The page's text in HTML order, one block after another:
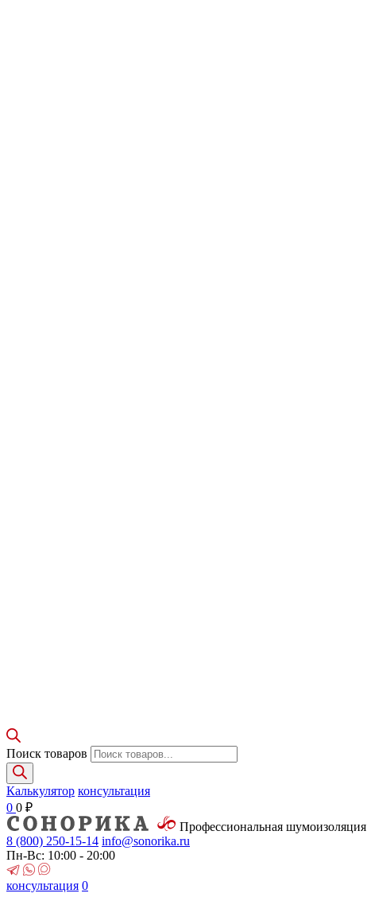
Поиск товаров
Калькулятор консультация
0 0 ₽
Профессиональная шумоизоляция
8 (800) 250-15-14 info@sonorika.ru
Пн-Вс: 10:00 - 20:00
консультация 0